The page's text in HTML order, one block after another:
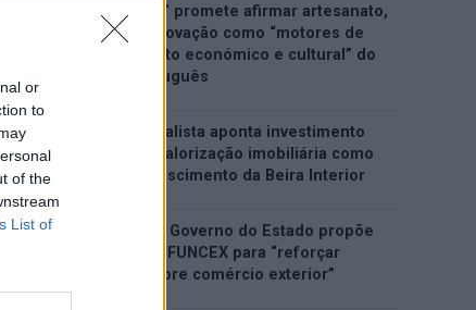
or
to
of the
List of
Artes e Ofícios” promete afirmar artesanato,
património e inovação como “motores de
desenvolvimento económico e cultural” do
município português
Covilhã: Especialista aponta investimento
estrangeiro e valorização imobiliária como
motores do crescimento da Beira Interior
Rio de Janeiro: Governo do Estado propõe
parceria com a FUNCEX para “reforçar
inteligência sobre comércio exterior”